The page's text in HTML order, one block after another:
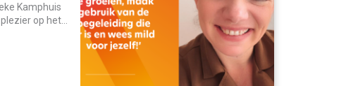
Kamphuis
op het